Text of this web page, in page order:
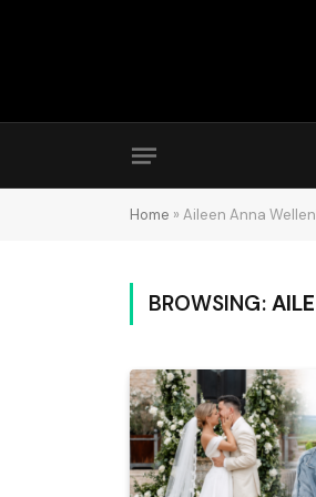
Home » Aileen Anna
BROWSING: